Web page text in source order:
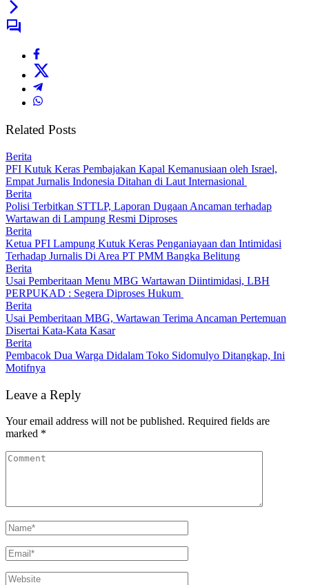
Related Posts
Berita
PFI Kutuk Keras Pembajakan Kapal Kemanusiaan oleh Israel,
Empat Jurnalis Indonesia Ditahan di Laut Internasional
Berita
Polisi Terbitkan STTLP, Laporan Dugaan Ancaman terhadap
Wartawan di Lampung Resmi Diproses
Berita
Ketua PFI Lampung Kutuk Keras Penganiayaan dan Intimidasi
Terhadap Jurnalis Di Area PT PMM Bangka Belitung
Berita
Usai Pemberitaan Menu MBG Wartawan Diintimidasi, LBH
PERPUKAD : Segera Diproses Hukum
Berita
Usai Pemberitaan MBG, Wartawan Terima Ancaman Pertemuan
Disertai Kata-Kata Kasar
Berita
Pembacok Dua Warga Didalam Toko Sidomulyo Ditangkap, Ini
Motifnya
Leave a Reply
Your email address will not be published. Required fields are
marked *